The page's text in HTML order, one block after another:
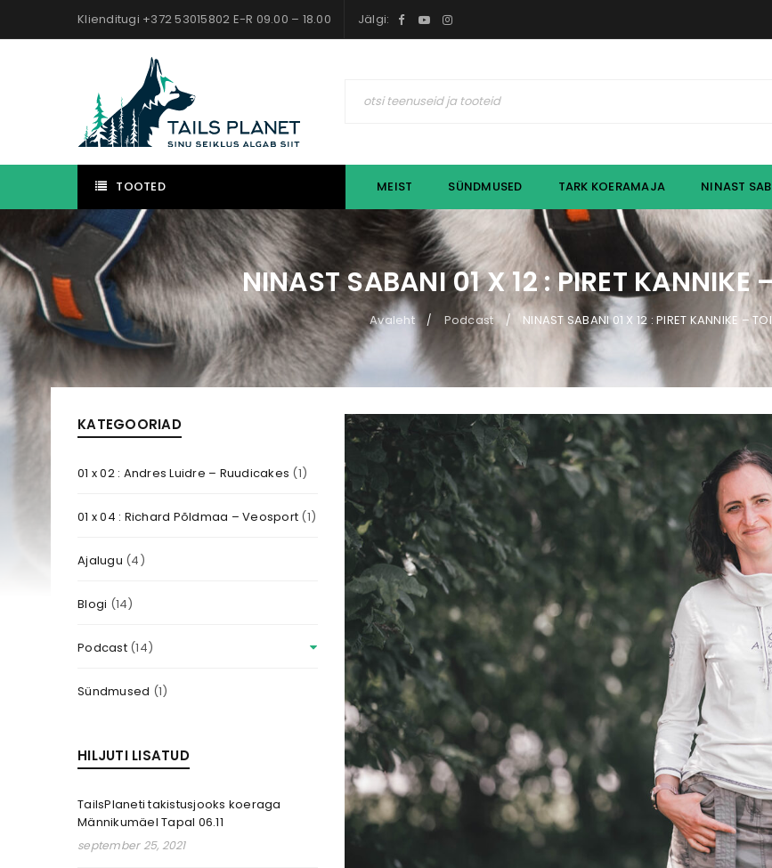
Klienditugi +372 53015802 E-R 09.00 – 18.00 Jälgi:
TOOTED MEIST SÜNDMUSED TARK KOERAMAJA NINAST
NINAST SABANI 01 X 12 : PIRET KANNIKE
Avaleht / Podcast / NINAST SABANI 01 X 12 : PIRET KANNIKE –
KATEGOORIAD
01 x 02 : Andres Luidre – Ruudicakes (1)
01 x 04 : Richard Põldmaa – Veosport (1)
Ajalugu (4)
Blogi (14)
Podcast(14)
Sündmused (1)
HILJUTI LISATUD
TailsPlaneti takistusjooks koeraga
Männikumäel Tapal 06.11
september 25, 2021